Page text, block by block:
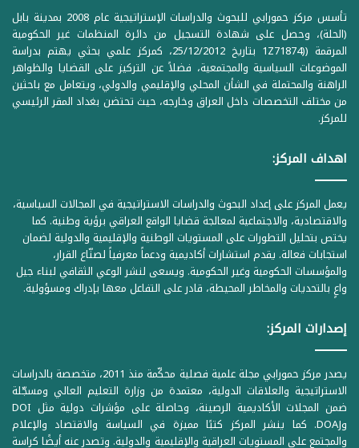
تأسس مركز حمورابي للبحوث والدراسات الإستراتيجية عام 2008 بمدينة بابل
(الحلة)، وحصل على شهادة التسجيل من دائرة المنظمات غير الحكومية
المرقمة ((1Z71874 بتاريخ 25/12/2012، كمركز علمي بحثي يهتم بدراسة
الموضوعات السياسية والمجتمعية، فضلاً عن التركيز على القضايا والظواهر
الراهنة والمحتملة في الشأن المحلي والإقليمي والدولي، ويتعامل مع باحثين
من مختلف التخصصات داخل العراق وخارجه، حيث تحتضن بغداد المقر الرئيسي
للمركز.
اهداف المركز:
يعمل المركز على إعداد البحوث والدراسات الاستراتيجية في المجالات السياسية،
والاقتصادية، والاجتماعية لمعالجة قضايا الواقع العراقي برؤية وطنية. كما
يختص بتحليل التطورات على المستويات الوطنية والإقليمية والدولية لضمان
استجابات فعالة. يقدم استشارات أكاديمية ودعماً معرفياً لصنّاع القرار،
والمؤسسات الحكومية وغير الحكومية. ويسعى لنشر الوعي الثقافي لبناء جيل
واعٍ بالتحديات والمخاطر المحيطة، قادر على التفاعل معها بإدراك ومسؤولية.
إصدارات المركز:
يصدر مركز حمورابي مجلة علمية فصلية محكّمة منذ 2011، متخصصة بالدراسات
الاستراتيجية والعلاقات الدولية، معتمدة من وزارة التعليم العالي ومسجّلة
ضمن المجلات الأكاديمية الرصينة، وحاصلة على مؤشرات دولية مثل DOI
وDOAJ. كما ينشر المركز كتبًا مميزة في السياسة والاقتصاد والإعلام
والمجتمع على المستويات العراقية والإقليمية والدولية. وتصدر عنه أيضًا كراسة